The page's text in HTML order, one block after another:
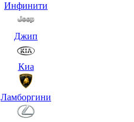
Инфинити
Джип
Киа
Ламборгини